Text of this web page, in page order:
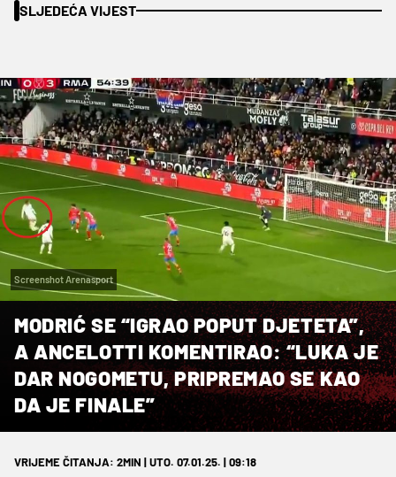
SLJEDEĆA VIJEST
Screenshot Arenasport
MODRIĆ SE “IGRAO POPUT DJETETA”,
A ANCELOTTI KOMENTIRAO: “LUKA JE
DAR NOGOMETU, PRIPREMAO SE KAO
DA JE FINALE”
VRIJEME ČITANJA: 2MIN | UTO. 07.01.25. | 09:18